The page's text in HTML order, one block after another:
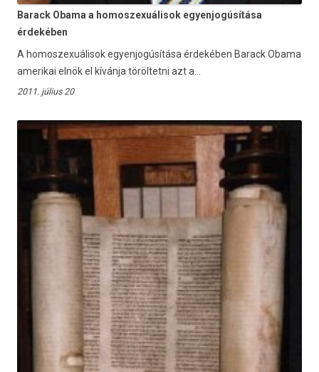
Barack Obama a homoszexuálisok egyenjogúsítása
érdekében
A homoszexuálisok egyenjogúsítása érdekében Barack Obama
amerikai elnök el kívánja töröltetni azt a...
2011. július 20